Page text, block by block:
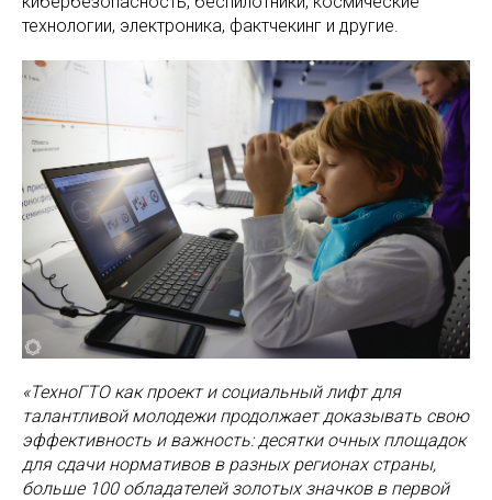
технологии, электроника, фактчекинг и другие.
«ТехноГТО как проект и социальный лифт для
талантливой молодежи продолжает доказывать свою
эффективность и важность: десятки очных площадок
для сдачи нормативов в разных регионах страны,
больше 100 обладателей золотых значков в первой